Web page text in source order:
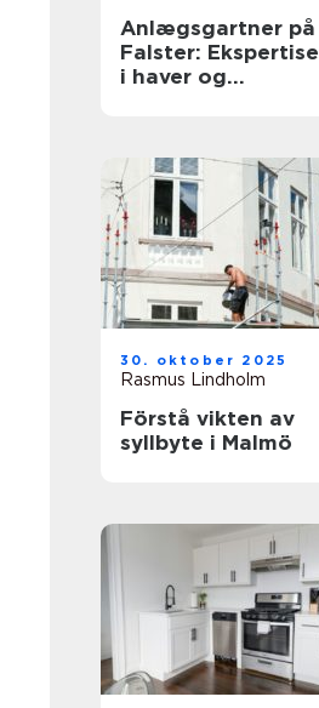
Anlægsgartner på
Falster: Ekspertise
i haver og
30. oktober 2025
Rasmus Lindholm
Förstå vikten av
syllbyte i Malmö